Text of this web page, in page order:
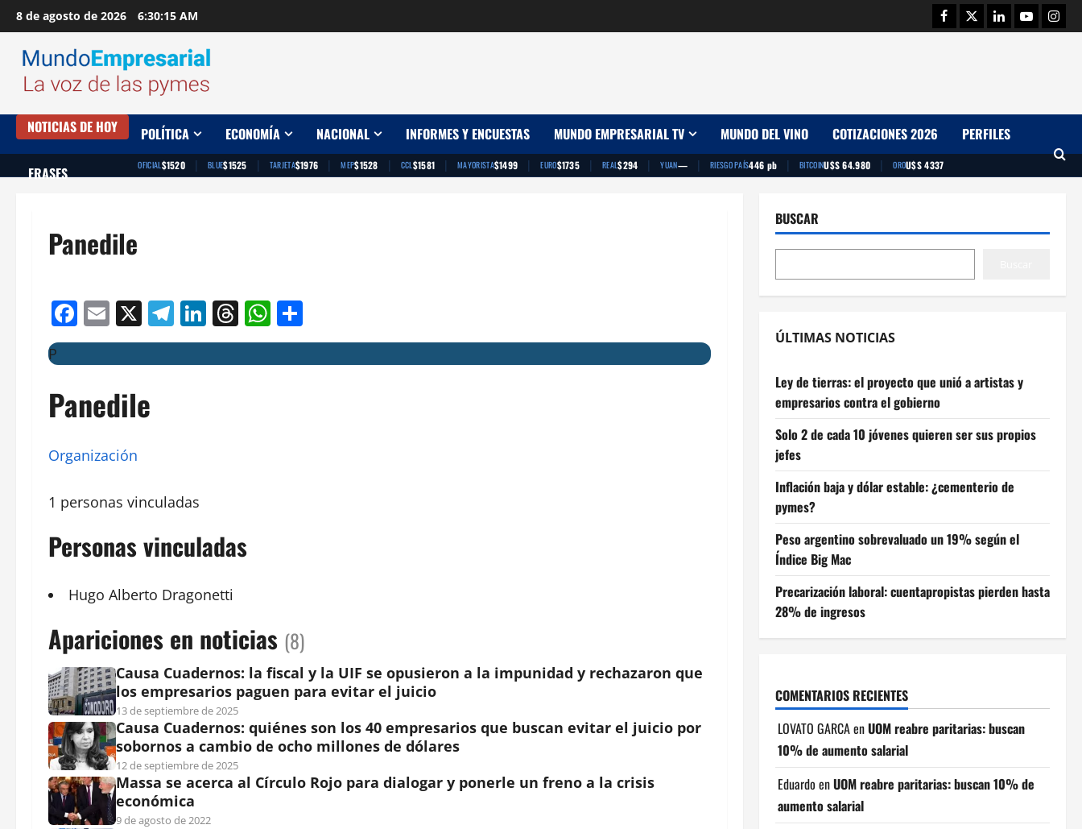
Saltar
al
contenido
8 de agosto de 2026 6:30:16 AM Facebook
TwitterLinkedinYoutube
NOTICIAS DE HOY POLÍTICA ECONOMÍA NACIONAL INFORMES Y ENCUESTAS MUNDO EMPRESARIAL TV MUNDO DEL VINO COTIZACIONES 2026 PERFILES
FRASES OFICIAL$1520 | BLUE$1525 | TARJETA$1976 | MEP$1528 | CCL$1581 | MAYORISTA$1499 | EURO$1735 | REAL$294 | YUAN— | RIESGO PAÍS446 pb | BITCOINU$S 64.980 | OROU$S 4337
Panedile
Facebook
Email
X Telegram
LinkedIn
Threads
WhatsApp
P
Panedile
Organización
1 personas vinculadas
Personas vinculadas
Hugo Alberto Dragonetti
Apariciones en noticias (8)
Causa Cuadernos: la fiscal y la UIF se opusieron a la impunidad y rechazaron que
los empresarios paguen para evitar el juicio
13 de septiembre de 2025
Causa Cuadernos: quiénes son los 40 empresarios que buscan evitar el juicio por
sobornos a cambio de ocho millones de dólares
12 de septiembre de 2025
Massa se acerca al Círculo Rojo para dialogar y ponerle un freno a la crisis
económica
9 de agosto de 2022
BUSCAR
ÚLTIMAS NOTICIAS
Ley de tierras: el proyecto que unió a artistas y
empresarios contra el gobierno
Solo 2 de cada 10 jóvenes quieren ser sus propios
jefes
Inflación baja y dólar estable: ¿cementerio de
pymes?
Peso argentino sobrevaluado un 19% según el
Índice Big Mac
Precarización laboral: cuentapropistas pierden hasta
28% de ingresos
COMENTARIOS RECIENTES
LOVATO GARCAenUOM reabre paritarias: buscan
10% de aumento salarial
Eduardo enUOM reabre paritarias: buscan 10% de
aumento salarial